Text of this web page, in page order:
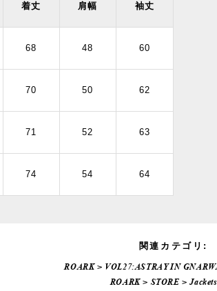
着丈 肩幅 袖丈
68 48 60
70 50 62
71 52 63
74 54 64
関連カテゴリ:
ROARK> VOL27:ASTRAY IN
ROARK>STORE >